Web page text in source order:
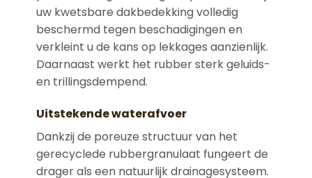
uw kwetsbare dakbedekking volledig
beschermd tegen beschadigingen en
verkleint u de kans op lekkages aanzienlijk.
Daarnaast werkt het rubber sterk geluids-
en trillingsdempend.
Uitstekende waterafvoer
Dankzij de poreuze structuur van het
gerecyclede rubbergranulaat fungeert de
drager als een natuurlijk drainagesysteem.